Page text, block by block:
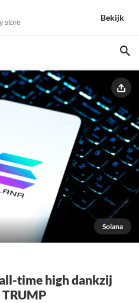
store
Bekijk
Solana
time high dankzij